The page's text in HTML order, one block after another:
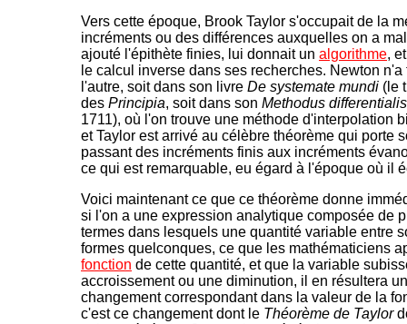
Vers cette époque, Brook Taylor s'occupait de la
incréments ou des différences auxquelles on a
ajouté l'épithète finies, lui donnait un algorithme,
le calcul inverse dans ses recherches. Newton
l'autre, soit dans son livre De systemate mundi (le
des Principia, soit dans son Methodus differentialis
1711), où l'on trouve une méthode d'interpolation
et Taylor est arrivé au célèbre théorème qui porte
passant des incréments finis aux incréments
ce qui est remarquable, eu égard à l'époque où il
Voici maintenant ce que ce théorème donne
si l'on a une expression analytique composée de
termes dans lesquels une quantité variable entre
formes quelconques, ce que les mathématiciens
fonction de cette quantité, et que la variable
accroissement ou une diminution, il en résultera un
changement correspondant dans la valeur de la
c'est ce changement dont le Théorème de Taylor